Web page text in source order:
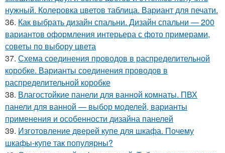
нужный. Колеровка цветов таблица. Вариант для печати.
36. Как выбрать дизайн спальни. Дизайн спальни — 200
вариантов оформления интерьера с фото примерами,
советы по выбору цвета
37. Схема соединения проводов в распределительной
коробке. Варианты соединения проводов в
распределительной коробке
38. Влагостойкие панели для ванной комнаты. ПВХ
панели для ванной — выбор моделей, варианты
применения и особенности дизайна панелей
39. Изготовление дверей купе для шкафа. Почему
шкафы-купе так популярны?